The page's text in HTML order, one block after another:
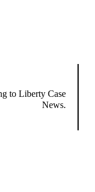
to Liberty Case
News.